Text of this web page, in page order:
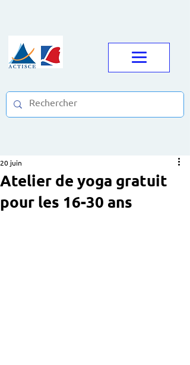
Atelier de yoga gratuit
pour les 16-30 ans
20 juin